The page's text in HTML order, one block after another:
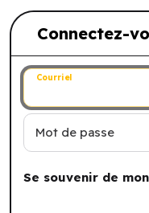
Connectez-
Connectez-
Courriel
Mot de passe
Se souvenir de